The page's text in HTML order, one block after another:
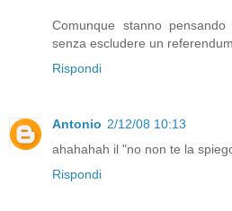
Comunque stanno
senza escludere un
Rispondi
Antonio 2/12/08 10:13
ahahahah il "no non te la
Rispondi